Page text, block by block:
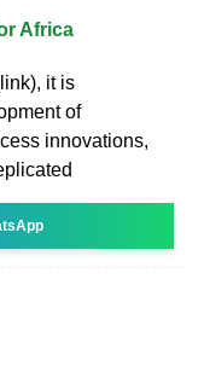
Africa
it is
of
innovations,